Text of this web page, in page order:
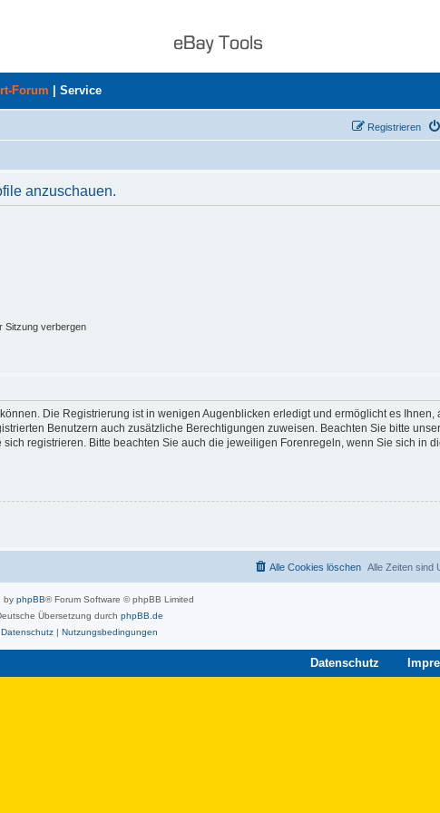
Forum Service
Registrieren
anzuschauen.
Sitzung verbergen
Die Registrierung ist in wenigen Augenblicken erledigt und ermöglicht es Ihnen,
Benutzern auch zusätzliche Berechtigungen zuweisen. Beachten Sie bitte
registrieren. Bitte beachten Sie auch die jeweiligen Forenregeln, wenn Sie sich in
Alle Zeiten sind
Alle Cookies löschen
by phpBB® Forum Software © phpBB Limited
Übersetzung durch phpBB.de
Datenschutz| Nutzungsbedingungen
Datenschutz